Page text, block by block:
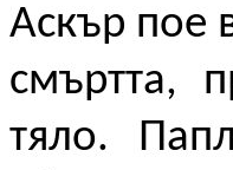
Аскър пое
смъртта,
тяло.